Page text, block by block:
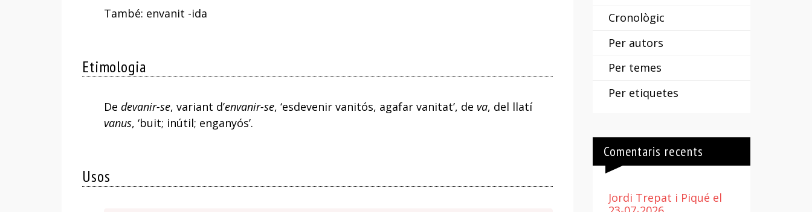
També: envanit -ida
Etimologia
De devanir-se, variant d’envanir-se, ‘esdevenir vanitós, agafar vanitat’, de va, del llatí
vanus, ‘buit; inútil; enganyós’.
Usos
Cronològic
Per autors
Per temes
Per etiquetes
Comentaris recents
Jordi Trepat i Piqué el